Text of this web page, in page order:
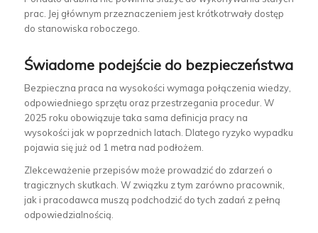
prac. Jej głównym przeznaczeniem jest krótkotrwały dostęp
do stanowiska roboczego.
Świadome podejście do bezpieczeństwa
Bezpieczna praca na wysokości wymaga połączenia wiedzy,
odpowiedniego sprzętu oraz przestrzegania procedur. W
2025 roku obowiązuje taka sama definicja pracy na
wysokości jak w poprzednich latach. Dlatego ryzyko wypadku
pojawia się już od 1 metra nad podłożem.
Zlekceważenie przepisów może prowadzić do zdarzeń o
tragicznych skutkach. W związku z tym zarówno pracownik,
jak i pracodawca muszą podchodzić do tych zadań z pełną
odpowiedzialnością.